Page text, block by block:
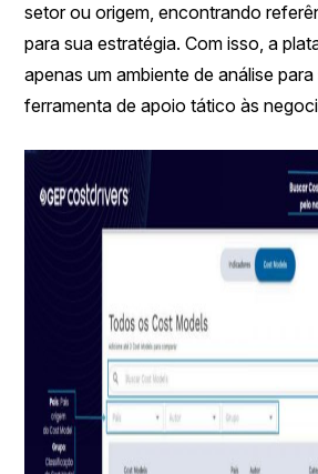
setor ou origem, encontrando
para sua estratégia. Com isso, a
apenas um ambiente de análise
ferramenta de apoio tático às